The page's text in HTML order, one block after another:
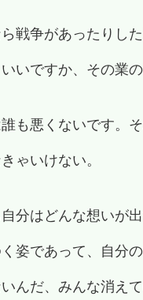
戦争があったりし
いですか、その業
も悪くないです。
ゃいけない。
分はどんな想いが
姿であって、自分
んだ、みんな消え